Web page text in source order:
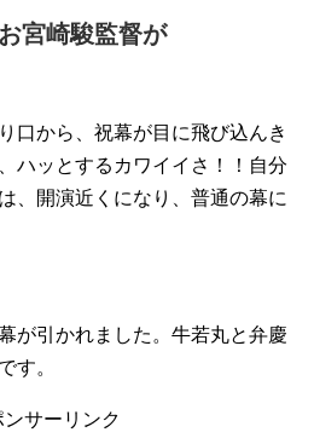
宮崎駿監督が
口から、祝幕が目に飛び込んき
ハッとするカワイイさ！！自分
、開演近くになり、普通の幕に
が引かれました。牛若丸と弁慶
す。
ンサーリンク